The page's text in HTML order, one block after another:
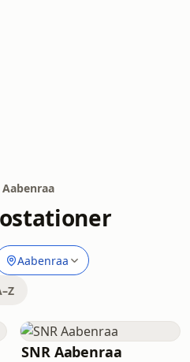
Aabenraa
Aabenraa
SNR Aabenraa